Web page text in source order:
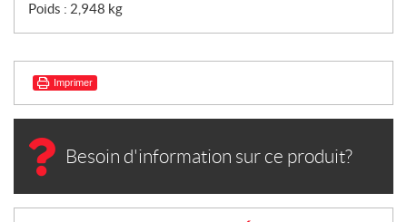
Poids : 2,948 kg
Imprimer
Besoin d'information sur ce produit?